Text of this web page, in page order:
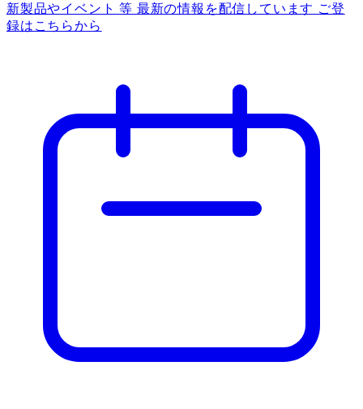
新製品やイベント 等 最新の情報を配信しています ご登
録はこちらから